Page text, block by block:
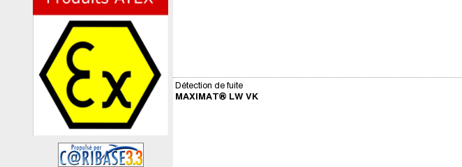
Détection de fuite
MAXIMAT® LW VK